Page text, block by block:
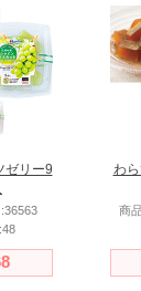
ゼリー9
わ
商